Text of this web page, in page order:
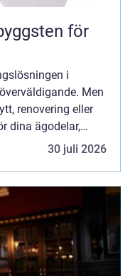
i
Men
renovering eller
dina ägodelar,
30 juli 2026